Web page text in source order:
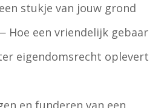
stukje van jouw grond
Hoe een vriendelijk gebaar
eigendomsrecht oplevert
en funderen van een